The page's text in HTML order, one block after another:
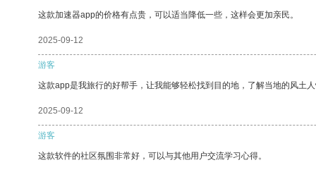
这款加速器app的价格有点贵，可以适当降低一些，这样会更加亲民。
2025-09-12
游客
这款app是我旅行的好帮手，让我能够轻松找到目的地，了解当地的风土
2025-09-12
游客
这款软件的社区氛围非常好，可以与其他用户交流学习心得。